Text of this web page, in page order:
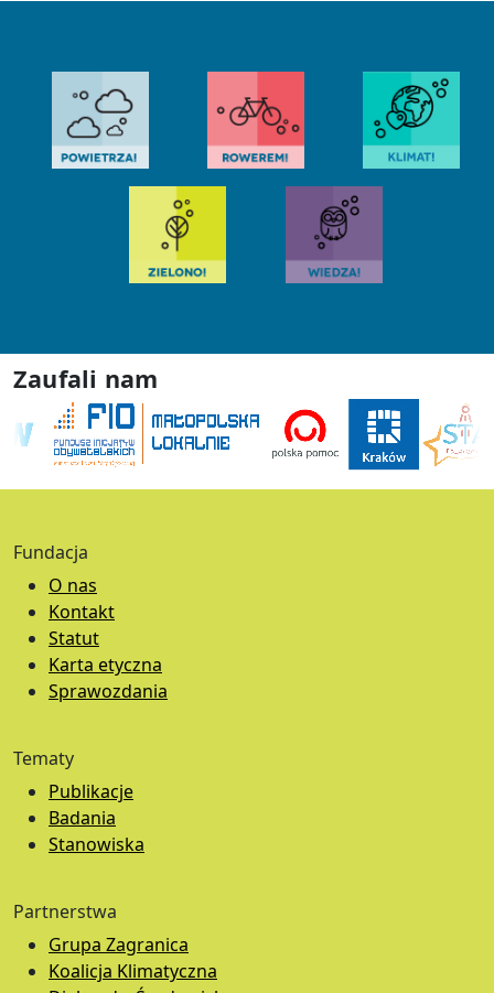
Zaufali nam
Fundacja
O nas
Kontakt
Statut
Karta etyczna
Sprawozdania
Tematy
Publikacje
Badania
Stanowiska
Partnerstwa
Grupa Zagranica
Koalicja Klimatyczna